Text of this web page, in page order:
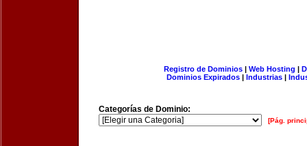
Registro de Dominios| Web Hosting |
Dominios Expirados | Industrias |
Categorías de Dominio:
[Pág.